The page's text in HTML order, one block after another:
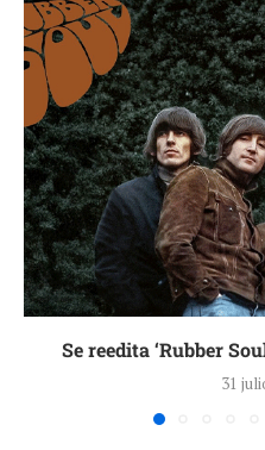
Se reedita ‘Rubber
31